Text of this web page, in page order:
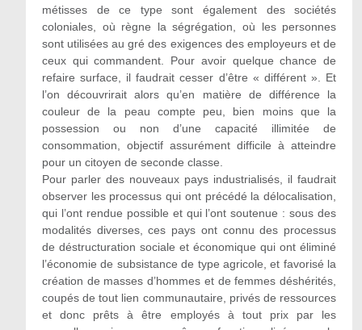
métisses de ce type sont également des sociétés
coloniales, où règne la ségrégation, où les personnes
sont utilisées au gré des exigences des employeurs et de
ceux qui commandent. Pour avoir quelque chance de
refaire surface, il faudrait cesser d’être « différent ». Et
l’on découvrirait alors qu’en matière de différence la
couleur de la peau compte peu, bien moins que la
possession ou non d’une capacité illimitée de
consommation, objectif assurément difficile à atteindre
pour un citoyen de seconde classe.
Pour parler des nouveaux pays industrialisés, il faudrait
observer les processus qui ont précédé la délocalisation,
qui l’ont rendue possible et qui l’ont soutenue : sous des
modalités diverses, ces pays ont connu des processus
de déstructuration sociale et économique qui ont éliminé
l’économie de subsistance de type agricole, et favorisé la
création de masses d’hommes et de femmes déshérités,
coupés de tout lien communautaire, privés de ressources
et donc prêts à être employés à tout prix par les